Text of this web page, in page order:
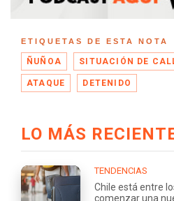
ETIQUETAS DE ESTA NOTA
ÑUÑOA SITUACIÓN DE
ATAQUE DETENIDO
LO MÁS
TENDENCIAS
Chile está entre
comenzar una